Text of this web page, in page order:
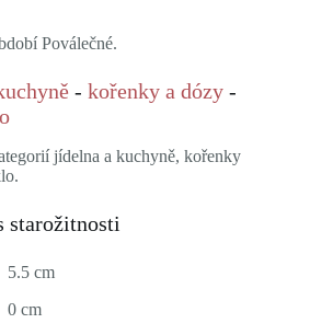
Poválečné.
- kořenky a dózy -
jídelna a kuchyně, kořenky
starožitnosti
5.5 cm
0 cm